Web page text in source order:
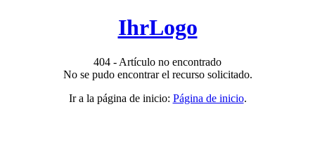
IhrLogo
404 - Artículo no encontrado
No se pudo encontrar el recurso solicitado.
Ir a la página de inicio: Página de inicio.